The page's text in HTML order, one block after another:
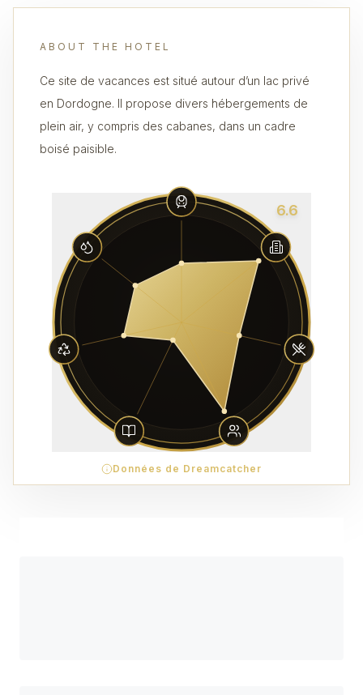
ABOUT THE HOTEL
Ce site de vacances est situé autour d’un lac privé
en Dordogne. Il propose divers hébergements de
plein air, y compris des cabanes, dans un cadre
boisé paisible.
6.6
Données de Dreamcatcher